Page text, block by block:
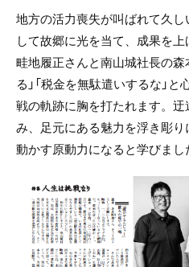
地方の活力喪失が叫ばれて久
して故郷に光を当て、成果を
畦地履正さんと南山城社長の森
る」「税金を無駄遣いするな」
戦の軌跡に胸を打たれます。
み、足元にある魅力を浮き彫
動かす原動力になると学びまし